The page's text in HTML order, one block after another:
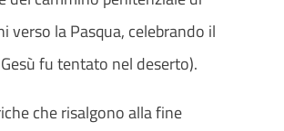
verso la Pasqua, celebrando il
fu tentato nel deserto).
che risalgono alla fine